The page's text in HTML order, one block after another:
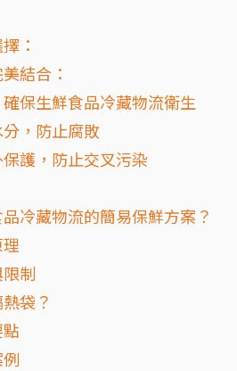
：
結合：
保生鮮食品冷藏物流衛生
，防止腐敗
護，防止交叉污染
冷藏物流的簡易保鮮方案？
制
袋？